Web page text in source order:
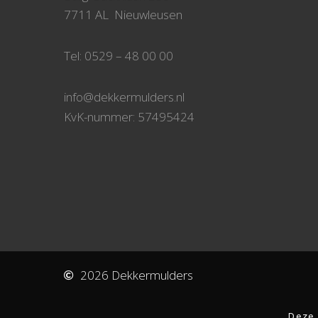
7711 AL Nieuwleusen
Tel: 0529 – 48 00 00
info@dekkermulders.nl
KvK-nummer: 57495424
2026 Dekkermulders